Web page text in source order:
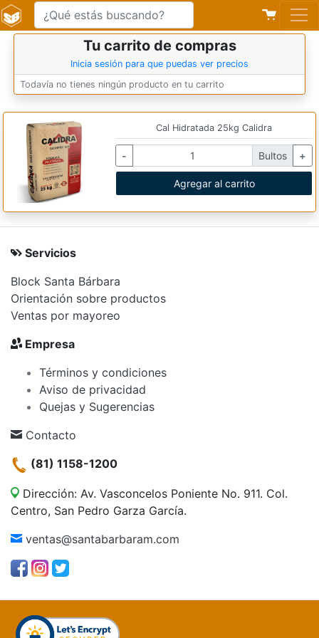
Cal Hidratada 25kg Calidra
- Bultos +
Agregar al carrito
Tu carrito de compras
Inicia sesión para que puedas ver precios
Todavía no tienes ningún producto en tu carrito
Servicios
Block Santa Bárbara
Orientación sobre productos
Ventas por mayoreo
Empresa
Términos y condiciones
Aviso de privacidad
Quejas y Sugerencias
Contacto
(81) 1158-1200
Dirección: Av. Vasconcelos Poniente No. 911. Col.
Centro, San Pedro Garza García.
ventas@santabarbaram.com